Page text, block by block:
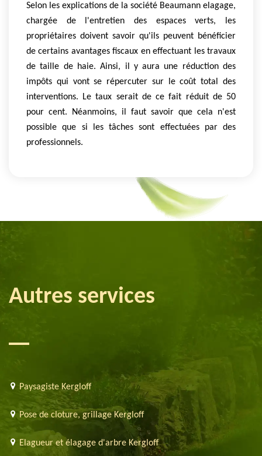
Selon les explications de la société Beaumann elagage,
chargée de l'entretien des espaces verts, les
propriétaires doivent savoir qu'ils peuvent bénéficier
de certains avantages fiscaux en effectuant les travaux
de taille de haie. Ainsi, il y aura une réduction des
impôts qui vont se répercuter sur le coût total des
interventions. Le taux serait de ce fait réduit de 50
pour cent. Néanmoins, il faut savoir que cela n'est
possible que si les tâches sont effectuées par des
professionnels.
Autres services
Paysagiste Kergloff
Pose de cloture, grillage Kergloff
Elagueur et élagage d'arbre Kergloff